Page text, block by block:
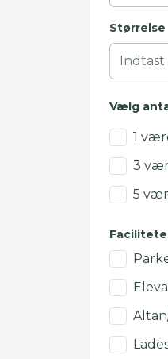
Størrelse
Vælg
1
3
5